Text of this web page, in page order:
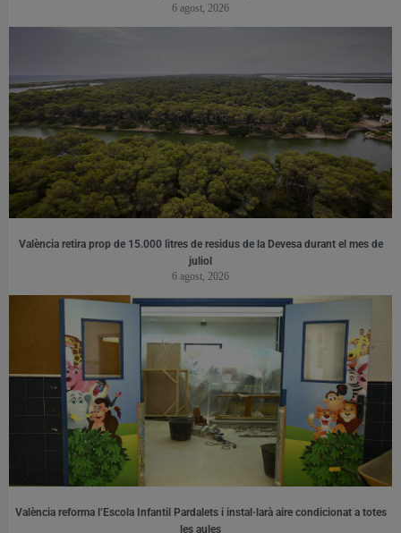
6 agost, 2026
València retira prop de 15.000 litres de residus de la Devesa durant el mes de
juliol
6 agost, 2026
València reforma l’Escola Infantil Pardalets i instal·larà aire condicionat a totes
les aules